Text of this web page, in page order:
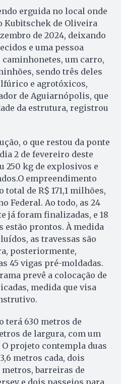
erguida no local onde
Kubitschek de Oliveira
de 2024, deixando
e uma pessoa
caminhonetes, um carro,
sendo três deles
e agrotóxicos,
de Aguiarnópolis, que
da estrutura, registrou
o que restou da ponte
2 de fevereiro deste
250 kg de explosivos e
empreendimento
de R$ 171,1 milhões,
Federal. Ao todo, as 24
já foram finalizadas, e 18
estão prontos. À medida
as travessas são
posteriormente,
45 vigas pré-moldadas.
prevê a colocação de
medida que visa
terá 630 metros de
de largura, com um
projeto contempla duas
metros cada, dois
barreiras de
e dois passeios para